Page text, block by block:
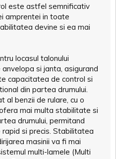
este astfel semnificativ
amprentei in toate
devine si ea mai
locasul talonului
si janta, asigurand
capacitatea de control si
din partea drumului.
al benzii de rulare, cu o
mai multa stabilitate si
drumului, permitand
si precis. Stabilitatea
masinii va fi mai
multi-lamele (Multi